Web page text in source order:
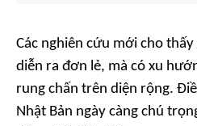
Các nghiên cứu mới cho
diễn ra đơn lẻ, mà có xu
rung chấn trên diện rộng.
Nhật Bản ngày càng chú